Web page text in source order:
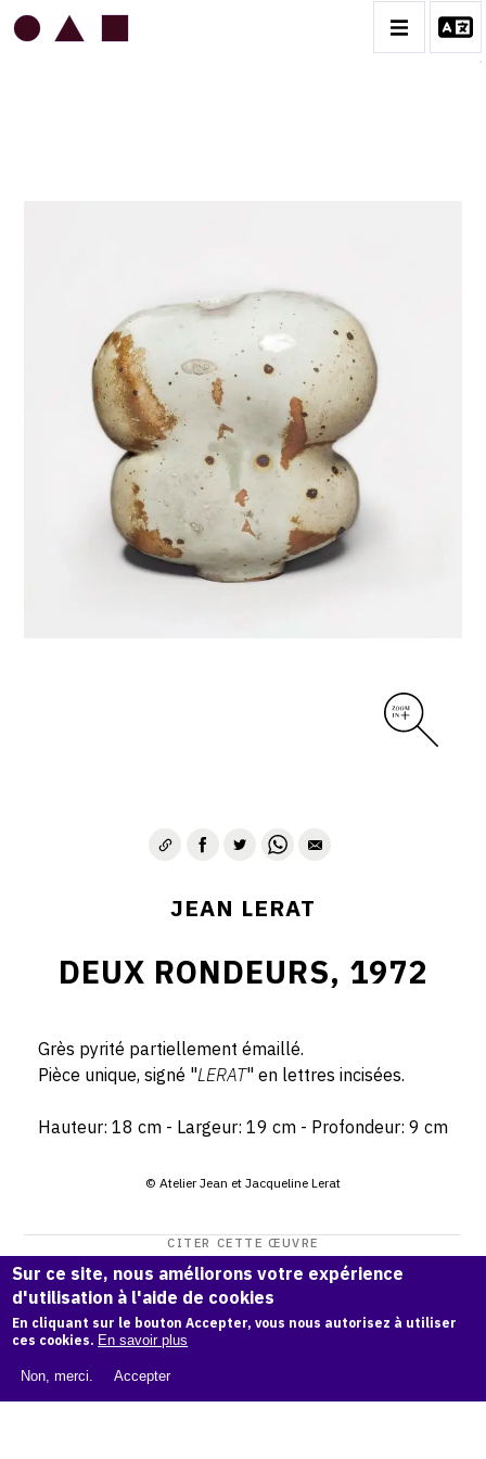
CATALOGUE DES OEUVRES
ART SACRÉ
BESTIAIRE
BOUQUETIÈRES
CÉRAMIQUE ARCHITECTURALE
CÉRAMIQUE DU QUOTIDIEN
COUPES ET PLATS
DIVERS
PERSONNAGES
PIÈCES A MAIN ET CENDRIERS
PLANTES
JEAN LERAT
DEUX RONDEURS, 1972
Grès pyrité partiellement émaillé.
Pièce unique, signé "LERAT" en lettres incisées.
Hauteur: 18 cm - Largeur: 19 cm - Profondeur: 9 cm
© Atelier Jean et Jacqueline Lerat
CITER CETTE ŒUVRE
Jean Lerat,Deux rondeurs, 1972.
Catalogue raisonné de Jean et Jacqueline Lerat
38997/o1q4dr
COPIER LA CITATION
Sur ce site, nous améliorons votre expérience
d'utilisation à l'aide de cookies
En cliquant sur le bouton Accepter, vous nous autorisez à utiliser
ces cookies. En savoir plus
Non, merci. Accepter